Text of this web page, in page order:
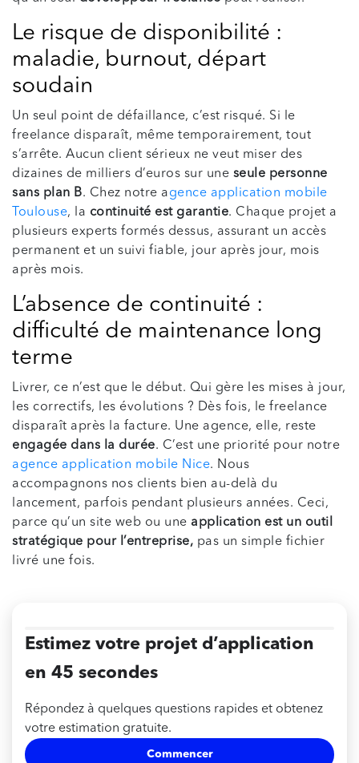
Le risque de disponibilité :
maladie, burnout, départ
soudain
Un seul point de défaillance, c’est risqué. Si le
freelance disparaît, même temporairement, tout
s’arrête. Aucun client sérieux ne veut miser des
dizaines de milliers d’euros sur une seule personne
sans plan B. Chez notre agence application mobile
Toulouse, la continuité est garantie. Chaque projet a
plusieurs experts formés dessus, assurant un accès
permanent et un suivi fiable, jour après jour, mois
après mois.
L’absence de continuité :
difficulté de maintenance long
terme
Livrer, ce n’est que le début. Qui gère les mises à jour,
les correctifs, les évolutions ? Dès fois, le freelance
disparaît après la facture. Une agence, elle, reste
engagée dans la durée. C’est une priorité pour notre
agence application mobile Nice. Nous
accompagnons nos clients bien au-delà du
lancement, parfois pendant plusieurs années. Ceci,
parce qu’un site web ou une application est un outil
stratégique pour l’entreprise, pas un simple fichier
livré une fois.
Estimez votre projet d’application
en 45 secondes
Répondez à quelques questions rapides et obtenez
votre estimation gratuite.
Commencer